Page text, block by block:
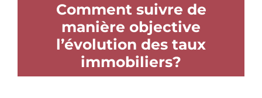
Comment suivre de
manière objective
l’évolution des taux
immobiliers?